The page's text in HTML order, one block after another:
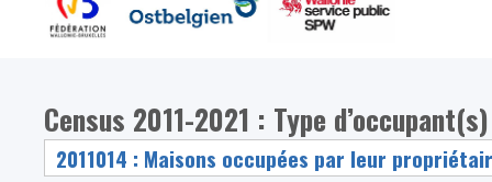
Census 2011-2021 : Type d’occupant(s)